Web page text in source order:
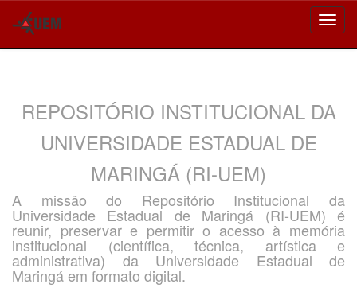
REPOSITÓRIO INSTITUCIONAL DA
UNIVERSIDADE ESTADUAL DE
MARINGÁ (RI-UEM)
A missão do Repositório Institucional da
Universidade Estadual de Maringá (RI-UEM) é
reunir, preservar e permitir o acesso à memória
institucional (científica, técnica, artística e
administrativa) da Universidade Estadual de
Maringá em formato digital.